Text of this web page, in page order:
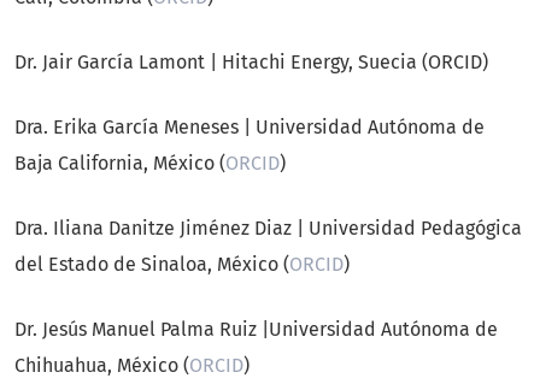
Dr. Jair García Lamont | Hitachi Energy, Suecia (ORCID)
Dra. Erika García Meneses | Universidad Autónoma de
Baja California, México (ORCID)
Dra. Iliana Danitze Jiménez Diaz | Universidad Pedagógica
del Estado de Sinaloa, México (ORCID)
Dr. Jesús Manuel Palma Ruiz |Universidad Autónoma de
Chihuahua, México (ORCID)